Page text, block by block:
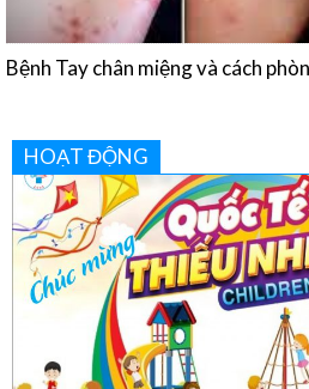
HOẠT ĐỘNG
Rộn ràng tiếng cười 1/6: Bệnh
mang niềm vui đến cho các cháu